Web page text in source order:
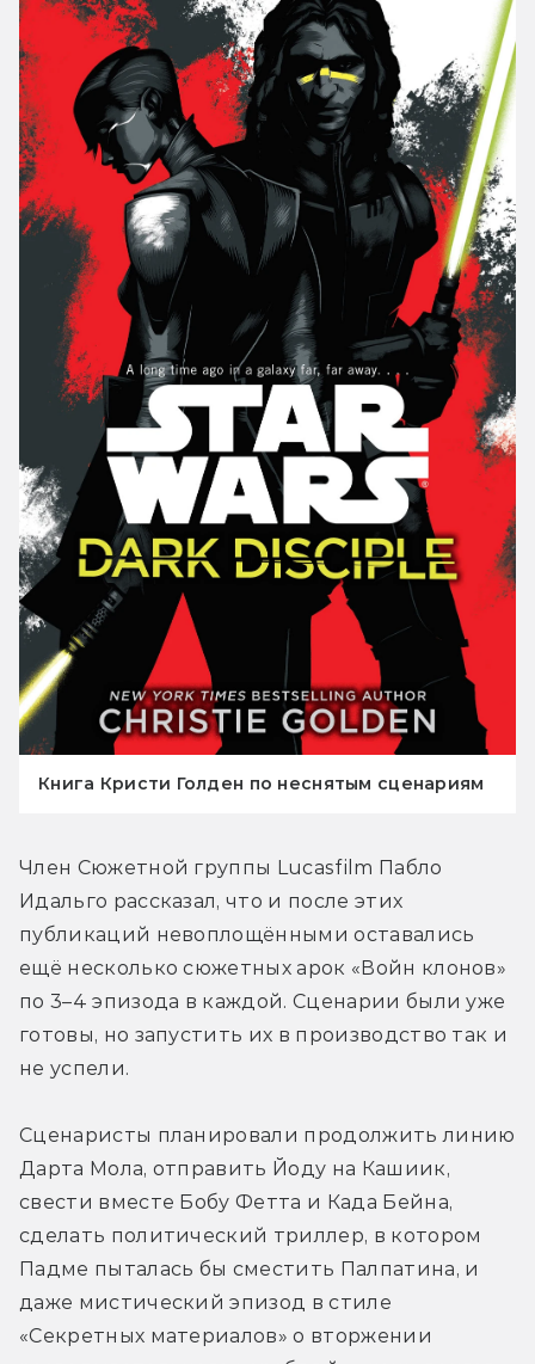
Книга Кристи Голден по неснятым сценариям
Член Сюжетной группы Lucasfilm Пабло
Идальго рассказал, что и после этих
публикаций невоплощёнными оставались
ещё несколько сюжетных арок «Войн клонов»
по 3–4 эпизода в каждой. Сценарии были уже
готовы, но запустить их в производство так и
не успели.
Сценаристы планировали продолжить линию
Дарта Мола, отправить Йоду на Кашиик,
свести вместе Бобу Фетта и Када Бейна,
сделать политический триллер, в котором
Падме пыталась бы сместить Палпатина, и
даже мистический эпизод в стиле
«Секретных материалов» о вторжении